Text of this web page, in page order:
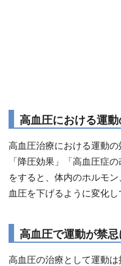
高血圧における運動
高血圧治療における運動の
「降圧効果」「高血圧症
をすると、体内のホルモ
血圧を下げるように変化し
高血圧で運動が禁
高血圧の治療として運動